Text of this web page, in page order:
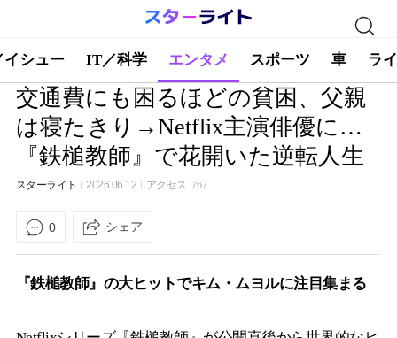
イシュー IT／科学 エンタメ スポーツ 車 ラ
交通費にも困るほどの貧困、父親
は寝たきり→Netflix主演俳優に…
『鉄槌教師』で花開いた逆転人生
スターライト 2026.06.12 アクセス 767
0 シェア
『鉄槌教師』の大ヒットでキム・ムヨルに注目集まる